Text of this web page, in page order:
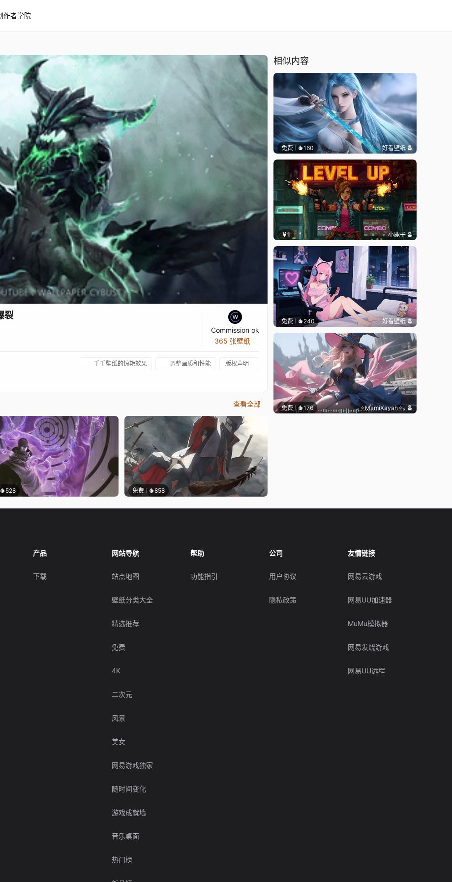
作者学院
裂
Commission ok
365 张壁纸
千千壁纸的惊艳效果 调整画质和性能 版权声明
查看全部
528 免费 858
相似内容
免费 160 好看壁纸
￥1 小鹿子
免费 240 好看壁纸
免费 176 ｡✧MamiXayah✧｡
产品
下载
网站导航
站点地图
壁纸分类大全
精选推荐
免费
4K
二次元
风景
美女
网易游戏独家
随时间变化
游戏成就墙
音乐桌面
热门榜
帮助
功能指引
公司
用户协议
隐私政策
友情链接
网易云游戏
网易UU加速器
MuMu模拟器
网易发烧游戏
网易UU远程